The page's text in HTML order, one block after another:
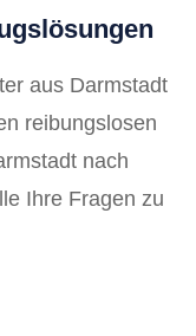
aus Darmstadt
reibungslosen
nach
Ihre Fragen zu